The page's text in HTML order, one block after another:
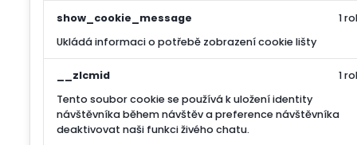
show_cookie_message
Ukládá informaci o potřebě zobrazení cookie lišty
1
__zlcmid
Tento soubor cookie se používá k uložení identity
návštěvníka během návštěv a preference návštěvníka
deaktivovat naši funkci živého chatu.
1